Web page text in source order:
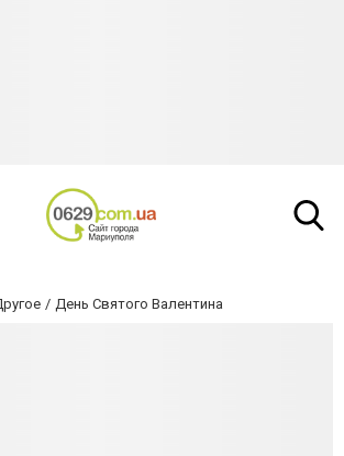
День Святого Валентина